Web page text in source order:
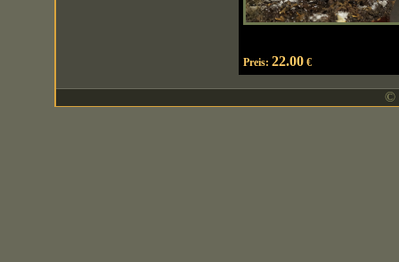
Preis: 22.00€
©